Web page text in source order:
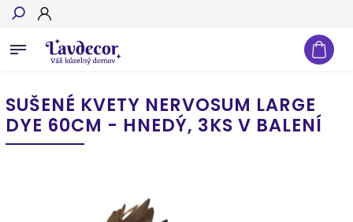
Hľadať
SUŠENÉ KVETY NERVOSUM LARGE
DYE 60CM - HNEDÝ, 3KS V BALENÍ